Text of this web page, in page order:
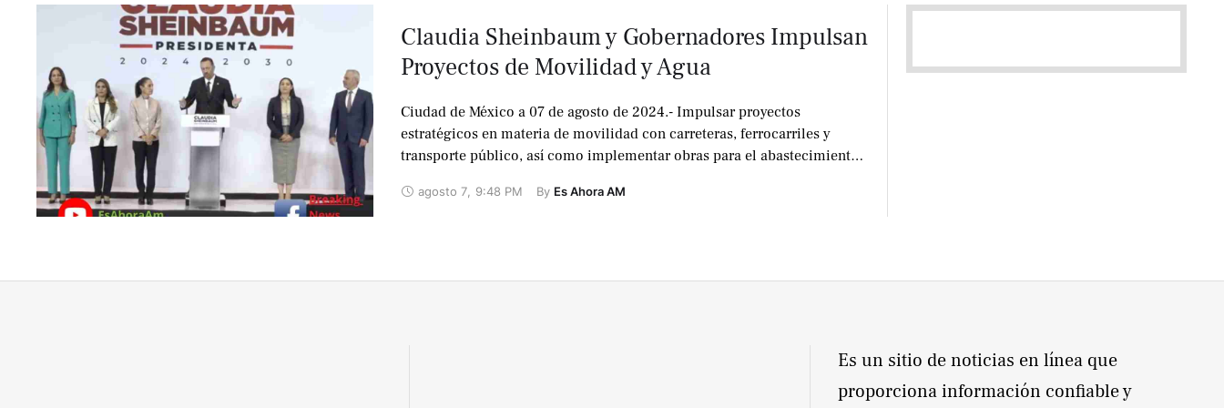
Claudia Sheinbaum y Gobernadores Impulsan
Proyectos de Movilidad y Agua
Ciudad de México a 07 de agosto de 2024.- Impulsar proyectos
estratégicos en materia de movilidad con carreteras, ferrocarriles y
transporte público, así como implementar obras para el abastecimiento
agosto 7, 9:48 PM By Es Ahora AM
Es un sitio de noticias en línea que
proporciona información confiable y